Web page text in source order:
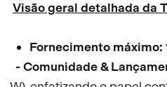
Visão geral detalhada da
Fornecimento máximo:
- Comunidade &